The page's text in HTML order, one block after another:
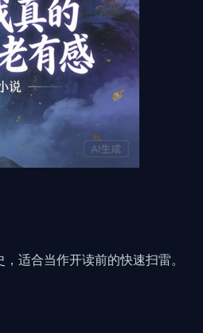
适合当作开读前的快速扫雷。